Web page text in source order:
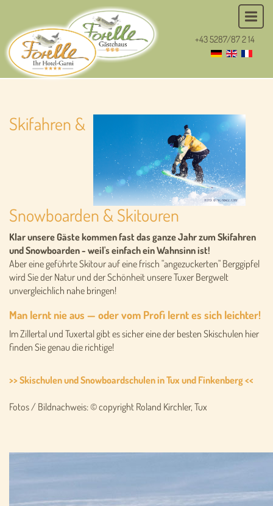
+43 5287/87 2 14
Skifahren &
Snowboarden & Skitouren
Klar unsere Gäste kommen fast das ganze Jahr zum Skifahren
und Snowboarden - weil's einfach ein Wahnsinn ist!
Aber eine geführte Skitour auf eine frisch "angezuckerten" Berggipfel
wird Sie der Natur und der Schönheit unsere Tuxer Bergwelt
unvergleichlich nahe bringen!
Man lernt nie aus — oder vom Profi lernt es sich leichter!
Im Zillertal und Tuxertal gibt es sicher eine der besten Skischulen hier
finden Sie genau die richtige!
>> Skischulen und Snowboardschulen in Tux und Finkenberg <<
Fotos / Bildnachweis: © copyright Roland Kirchler, Tux